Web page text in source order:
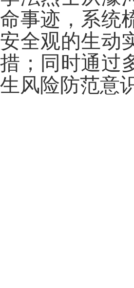
命事迹，系统
安全观的生动
措； 同时通过
生风险防范意